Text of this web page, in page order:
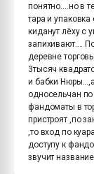
понятно....но в
тара и
киданут лёху с
запихивают....
деревне
3тысяч
и бабки
односельчан
фандоматы в
пристроят ,по
,то вход по
доступу к
звучит